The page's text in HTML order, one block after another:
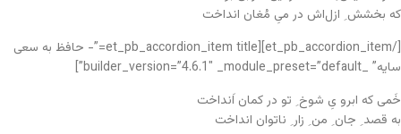
که بخشش ِ ازل‌اش در میِ مُغان انداخت
[/et_pb_accordion_item][et_pb_accordion_item title=”- حافظ به سعی
سایه” _builder_version=”4.6.1″ _module_preset=”default”]
خَمی که ابرو یِ شوخ ِ تو در کمان اَنداخت
به قصد ِ جان ِ من ِ زار ِ ناتوان انداخت